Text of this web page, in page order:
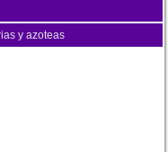
y azoteas